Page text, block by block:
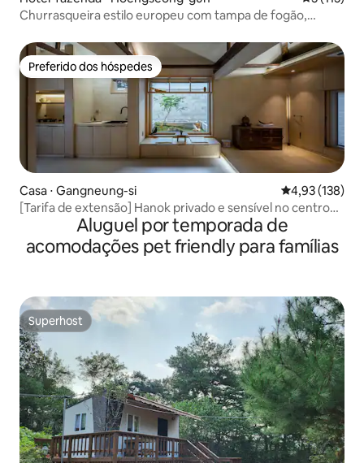
Churrasqueira estilo europeu com tampa de fogão,
#SteamerMurm
Preferido dos hóspedes
Preferido dos hóspedes
Casa ⋅ Gangneung-si 4,93 de uma
4,93 (138)
[Tarifa de extensão] Hanok privado e sensível no centro
Aluguel por temporada de
acomodações pet friendly para famílias
Superhost
Superhost